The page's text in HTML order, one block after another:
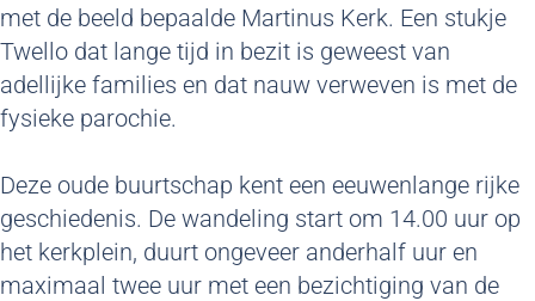
met de beeld bepaalde Martinus Kerk. Een stukje
Twello dat lange tijd in bezit is geweest van
adellijke families en dat nauw verweven is met de
fysieke parochie.
Deze oude buurtschap kent een eeuwenlange rijke
geschiedenis. De wandeling start om 14.00 uur op
het kerkplein, duurt ongeveer anderhalf uur en
maximaal twee uur met een bezichtiging van de